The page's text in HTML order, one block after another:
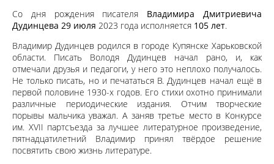
Со дня рождения писателя Владимира Дмитриевича
Дудинцева 29 июля 2023 года исполняется 105 лет.
Владимир Дудинцев родился в городе Купянске Харьковской
области. Писать Володя Дудинцев начал рано, и, как
отмечали друзья и педагоги, у него это неплохо получалось.
Не только писать, но и печататься В. Дудинцев начал ещё в
первой половине 1930-х годов. Его стихи охотно принимали
различные периодические издания. Отчим творческие
порывы мальчика уважал. А заняв третье место в Конкурсе
им. XVII партсъезда за лучшее литературное произведение,
пятнадцатилетний Владимир принял твёрдое решение
посвятить свою жизнь литературе.